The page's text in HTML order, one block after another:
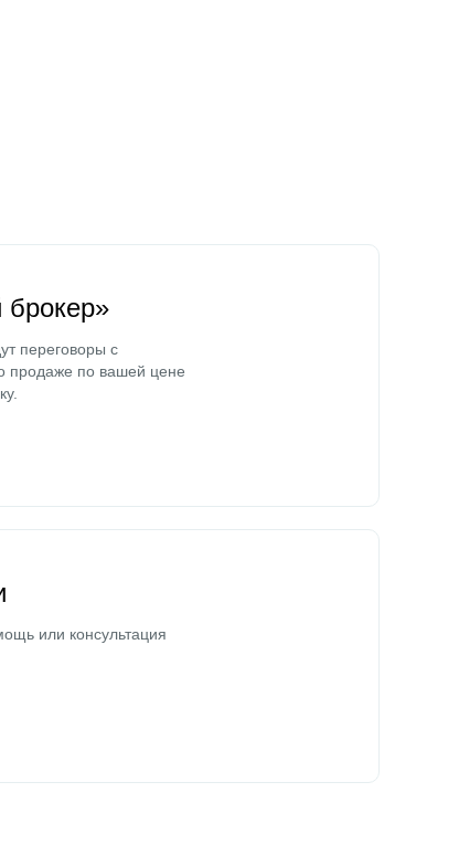
переговоры с
продаже по вашей цене
или консультация